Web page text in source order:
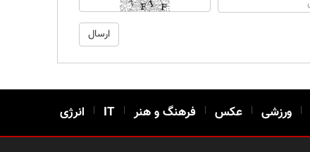
| ورزشی | عکس | فرهنگ و هنر |
IT
| انرژی